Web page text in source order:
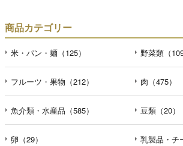
商品カテゴリー
米・パン・麺（125） 野菜類（109
フルーツ・果物（212） 肉（475）
魚介類・水産品（585） 豆類（20）
卵（29） 乳製品・チ